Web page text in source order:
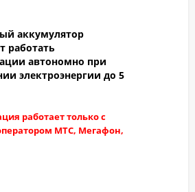
аккумулятор
работать
автономно при
электроэнергии до 5
работает только с
МТС, Мегафон,